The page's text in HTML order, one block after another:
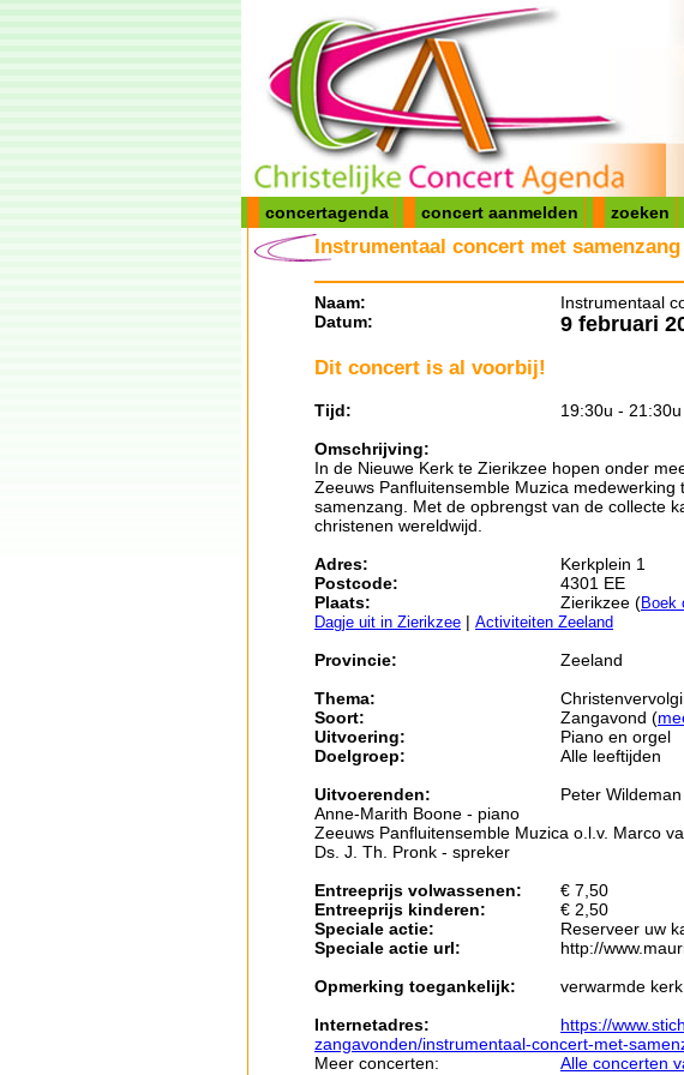
concertagenda concert aanmelden zoeken
Instrumentaal concert met
Naam:
Instrumentaal
Datum:
9 februari
Dit concert is al voorbij!
Tijd:
19:30u - 21:30u
Omschrijving:
In de Nieuwe Kerk te Zierikzee hopen onder
Zeeuws Panfluitensemble Muzica
samenzang. Met de opbrengst van de collecte
christenen wereldwijd.
Adres:
Kerkplein 1
Postcode:
4301 EE
Plaats:
Zierikzee (Boek
Dagje uit in Zierikzee | Activiteiten Zeeland
Provincie:
Zeeland
Thema:
Soort:
Zangavond (
Uitvoering:
Piano en orgel
Doelgroep:
Alle leeftijden
Uitvoerenden:
Peter
Anne-Marith Boone - piano
Zeeuws Panfluitensemble Muzica o.l.v. Marco
Ds. J. Th. Pronk - spreker
Entreeprijs volwassenen:
€ 7,50
Entreeprijs kinderen:
€ 2,50
Speciale actie:
Reserveer uw
Speciale actie url:
http://
Opmerking toegankelijk:
verwarmde kerk
Internetadres:
https://
zangavonden/instrumentaal-concert-met-
Meer concerten:
Alle concerten